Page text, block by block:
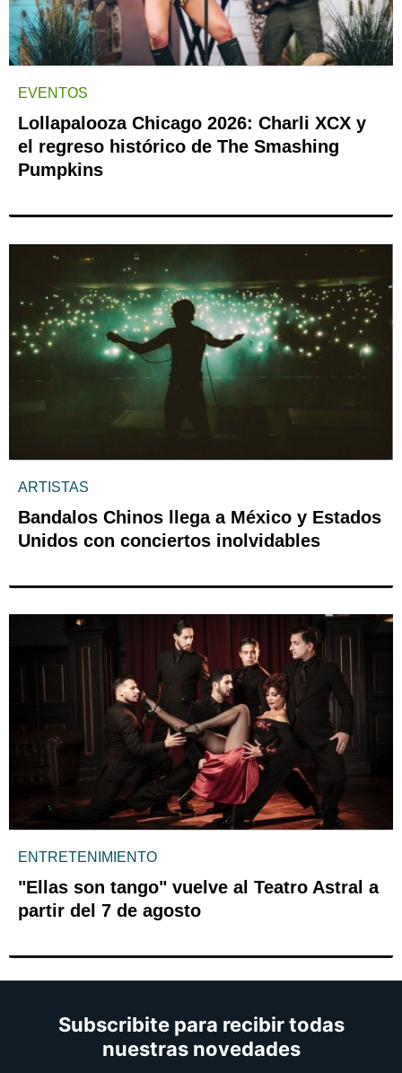
EVENTOS
Lollapalooza Chicago 2026: Charli XCX y
el regreso histórico de The Smashing
Pumpkins
ARTISTAS
Bandalos Chinos llega a México y Estados
Unidos con conciertos inolvidables
ENTRETENIMIENTO
"Ellas son tango" vuelve al Teatro Astral a
partir del 7 de agosto
Subscribite para recibir todas
nuestras novedades